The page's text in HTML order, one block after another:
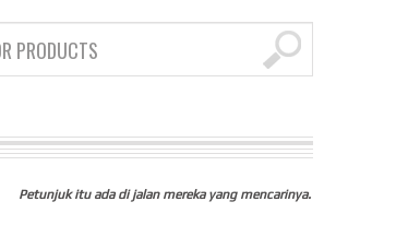
Petunjuk itu ada di jalan mereka yang mencarinya.